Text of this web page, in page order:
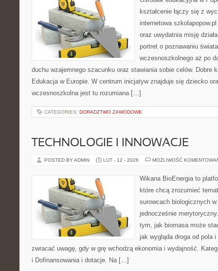
kształcenie łączy się z
internetowa
oraz uwydatnia misję
portret o poznawaniu
wczesnoszkolnego aż po
duchu wzajemnego szacunku oraz stawiania sobie celów. Dobre
Edukacja w Europie. W centrum inicjatyw znajduje się dziecko
wczesnoszkolna jest tu rozumiana […]
CATEGORIES: DORADZTWO ZAWODOWE
TECHNOLOGIE I INNOWACJE
POSTED BY ADMIN LUT - 12 - 2026 MOŻLIWOŚĆ
Wikana BioEnergia to
które chcą zrozumieć
surowcach biologicznych
jednocześnie
tym, jak biomasa może
jak wygląda droga od pola
zwracać uwagę, gdy w grę wchodzą ekonomia i wydajność.
i Dofinansowania i dotacje. Na […]